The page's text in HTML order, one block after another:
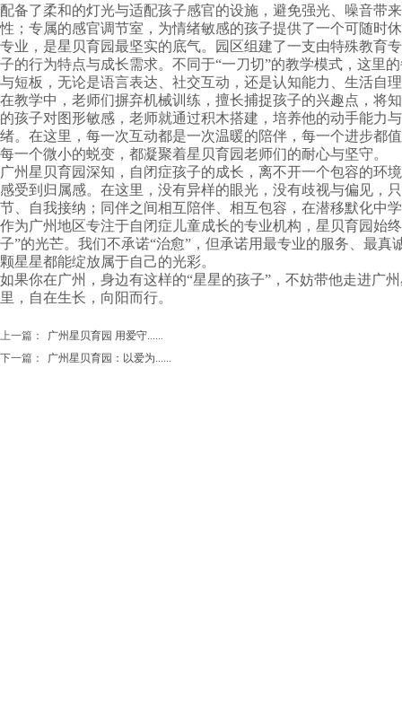
配备了柔和的灯光与适配孩子感官的设施，避免强光、噪音带
性；专属的感官调节室，为情绪敏感的孩子提供了一个可随时
专业，是星贝育园最坚实的底气。园区组建了一支由特殊教育
子的行为特点与成长需求。不同于“一刀切”的教学模式，这
与短板，无论是语言表达、社交互动，还是认知能力、生活自
在教学中，老师们摒弃机械训练，擅长捕捉孩子的兴趣点，将
的孩子对图形敏感，老师就通过积木搭建，培养他的动手能力
绪。在这里，每一次互动都是一次温暖的陪伴，每一个进步
每一个微小的蜕变，都凝聚着星贝育园老师们的耐心与坚守。
广州星贝育园深知，自闭症孩子的成长，离不开一个包容的环
感受到归属感。在这里，没有异样的眼光，没有歧视与偏见，
节、自我接纳；同伴之间相互陪伴、相互包容，在潜移默化中
作为广州地区专注于自闭症儿童成长的专业机构，星贝育园始
子”的光芒。我们不承诺“治愈”，但承诺用最专业的服务、最
颗星星都能绽放属于自己的光彩。
如果你在广州，身边有这样的“星星的孩子”，不妨带他走进广
里，自在生长，向阳而行。
上一篇：
广州星贝育园 用爱守......
下一篇：
广州星贝育园：以爱为......